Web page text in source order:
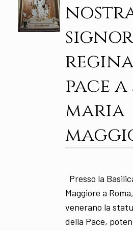
pace
maria
Presso la
Maggiore a
venerano la
della Pace,